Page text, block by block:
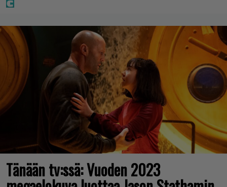
Tänään tv:ssä: Vuoden 2023